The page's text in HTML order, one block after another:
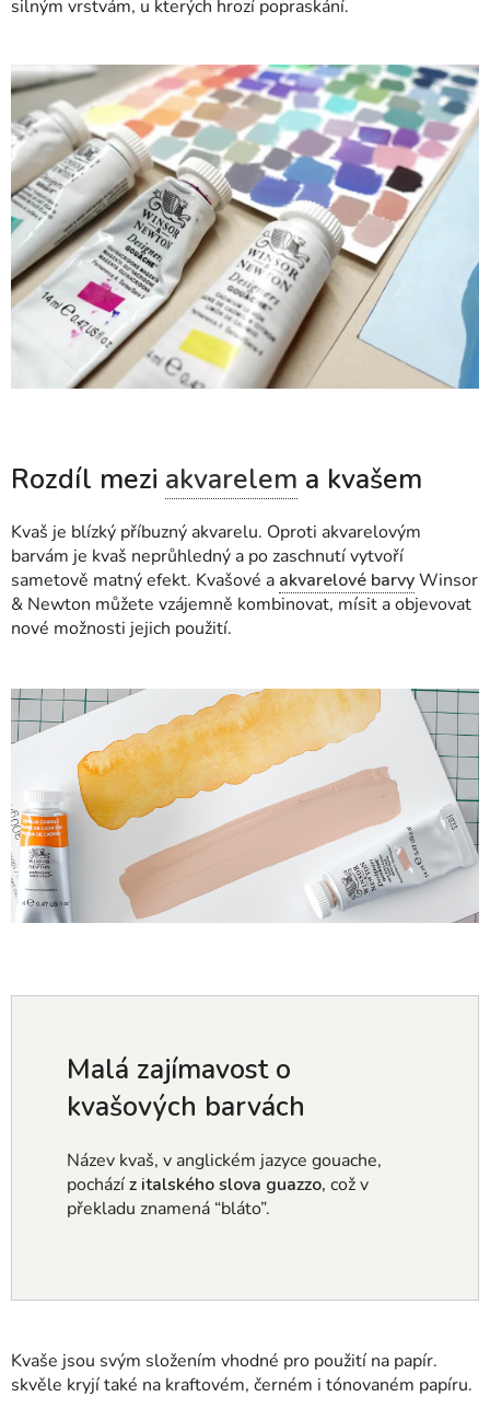
silným vrstvám, u kterých hrozí popraskání.
Rozdíl mezi akvarelem a kvašem
Kvaš je blízký příbuzný akvarelu. Oproti akvarelovým
barvám je kvaš neprůhledný a po zaschnutí vytvoří
sametově matný efekt. Kvašové a akvarelové barvyWinsor
& Newton můžete vzájemně kombinovat, mísit a objevovat
nové možnosti jejich použití.
Malá zajímavost o
kvašových barvách
Název kvaš, v anglickém jazyce gouache,
pocházíz italského slova guazzo, což v
překladu znamená “bláto”.
Kvaše jsou svým složením vhodné pro použití na papír.
skvěle kryjí také na kraftovém, černém i tónovaném papíru.